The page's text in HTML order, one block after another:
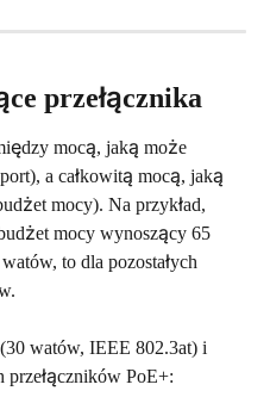
przełącznika
mocą, jaką może
a całkowitą mocą, jaką
mocy). Na przykład,
mocy wynoszący 65
to dla pozostałych
watów, IEEE 802.3at) i
przełączników PoE+: